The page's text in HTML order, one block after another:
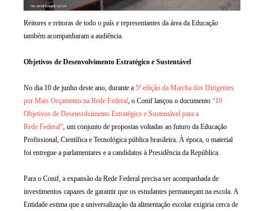
Reitores e reitoras de todo o país e representantes da área da Educação
também acompanharam a audiência.
Objetivos de Desenvolvimento Estratégico e Sustentável
No dia 10 de junho deste ano, durante a 5ª edição da Marcha dos Dirigentes
por Mais Orçamento na Rede Federal , o Conif lançou o documento “10
Objetivos de Desenvolvimento Estratégico e Sustentável para a
Rede Federal” , um conjunto de propostas voltadas ao futuro da Educação
Profissional, Científica e Tecnológica pública brasileira. À época, o material
foi entregue a parlamentares e a candidatos à Presidência da República.
Para o Conif, a expansão da Rede Federal precisa ser acompanhada de
investimentos capazes de garantir que os estudantes permaneçam na escola. A
Entidade estima que a universalização da alimentação escolar exigiria cerca de